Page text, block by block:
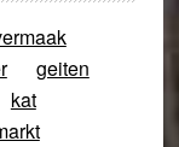
geiten
kat